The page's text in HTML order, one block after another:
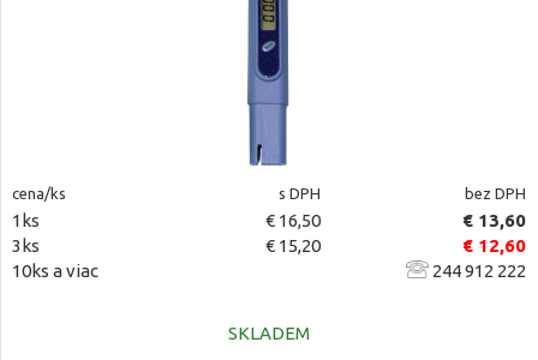
cena/ks s DPH bez DPH
1ks € 16,50
€ 13,60
3ks
€ 15,20
€ 12,60
10ks a viac
244 912 222
SKLADEM